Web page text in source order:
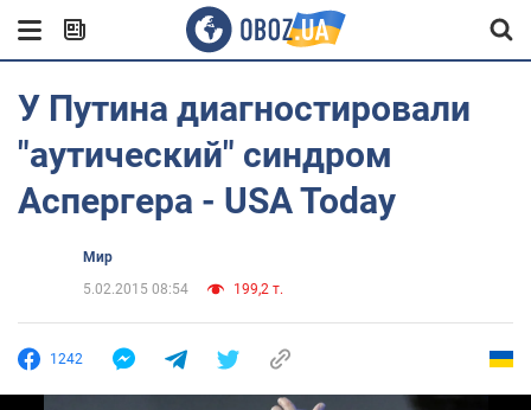
У Путина диагностировали
"аутический" синдром
Аспергера - USA Today
Мир
5.02.2015 08:54
199,2 т.
1242